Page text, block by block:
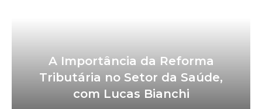
A Importância da Reforma
Tributária no Setor da Saúde,
com Lucas Bianchi